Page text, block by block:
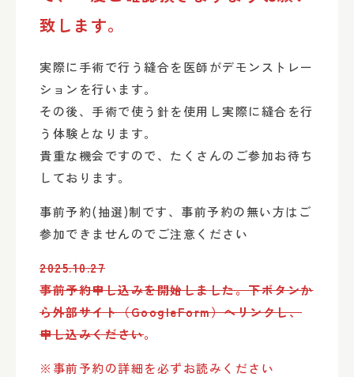
致します。
実際に手術で行う縫合を医師がデモンストレー
ションを行います。
その後、手術で使う針を使用し実際に縫合を行
う体験となります。
貴重な機会ですので、たくさんのご参加お待ち
しております。
事前予約(抽選)制です、事前予約の無い方はご
参加できませんのでご注意ください
2025.10.27
事前予約申し込みを開始しました。下ボタンか
ら外部サイト（GoogleForm）へリンクし、
申し込みください。
※事前予約の詳細を必ずお読みください